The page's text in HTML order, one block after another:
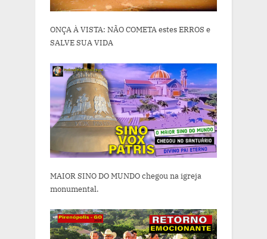
ONÇA À VISTA: NÃO COMETA estes ERROS e
SALVE SUA VIDA
MAIOR SINO DO MUNDO chegou na igreja
monumental.